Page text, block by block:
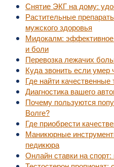
Снятие ЭКГ на дому:
Растительные
мужского здоровья
Мидокалм:
и боли
Перевозка лежачих
Куда звонить если умер
Где найти качественные
Диагностика вашего
Почему пользуются
Волге?
Где приобрести
Маникюрные
педикюра
Онлайн ставки на спорт: